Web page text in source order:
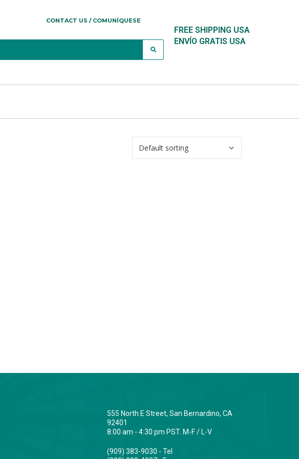
CONTACT US / COMUNÍQUESE
FREE SHIPPING USA
ENVÍO GRATIS USA
555 North E Street, San Bernardino, CA
92401
8:00 am - 4:30 pm PST. M-F / L-V
(909) 383-9030 - Tel